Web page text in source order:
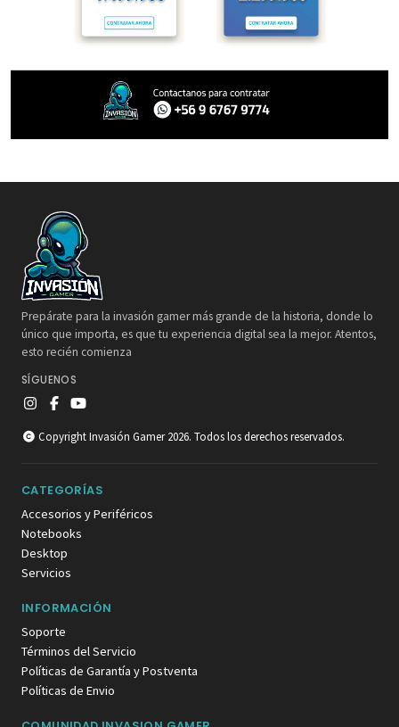
Prepárate para la invasión gamer más grande de la historia, donde lo
único que importa, es que tu experiencia digital sea la mejor. Atentos,
esto recién comienza
SÍGUENOS
Copyright Invasión Gamer 2026. Todos los derechos reservados.
CATEGORÍAS
Accesorios y Periféricos
Notebooks
Desktop
Servicios
INFORMACIÓN
Soporte
Términos del Servicio
Políticas de Garantía y Postventa
Políticas de Envio